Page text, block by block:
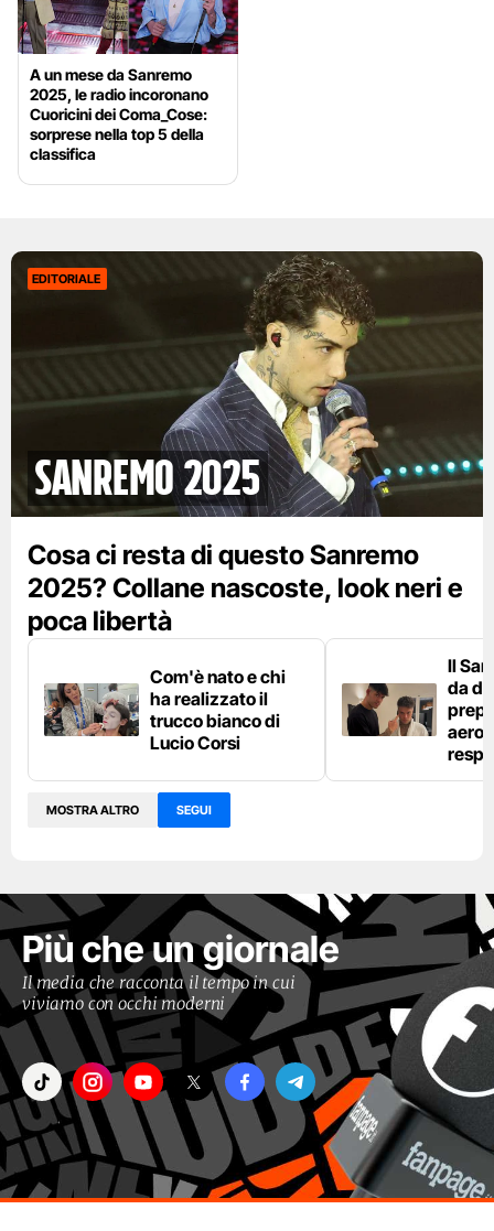
A un mese da Sanremo
2025, le radio incoronano
Cuoricini dei Coma_Cose:
sorprese nella top 5 della
classifica
EDITORIALE
Sanremo 2025
Cosa ci resta di questo Sanremo
2025? Collane nascoste, look neri e
poca libertà
Com'è nato e chi
ha realizzato il
trucco bianco di
Lucio Corsi
Il
da
MOSTRA ALTRO SEGUI
Più che un giornale
Il media che racconta il tempo in cui
viviamo con occhi moderni